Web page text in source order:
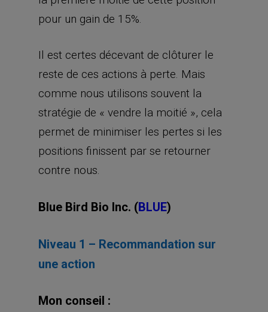
pour un gain de 15%.
Il est certes décevant de clôturer le
reste de ces actions à perte. Mais
comme nous utilisons souvent la
stratégie de « vendre la moitié », cela
permet de minimiser les pertes si les
positions finissent par se retourner
contre nous.
Blue Bird Bio Inc. (BLUE)
Niveau 1 – Recommandation sur
une action
Mon conseil :